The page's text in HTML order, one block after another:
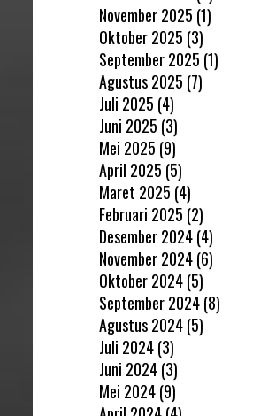
November 2025 (1)
Oktober 2025 (3)
September 2025 (1)
Agustus 2025 (7)
Juli 2025 (4)
Juni 2025 (3)
Mei 2025 (9)
April 2025 (5)
Maret 2025 (4)
Februari 2025 (2)
Desember 2024(4)
November 2024(6)
Oktober 2024(5)
September 2024(8)
Agustus 2024(5)
Juli 2024(3)
Juni 2024(3)
Mei 2024(9)